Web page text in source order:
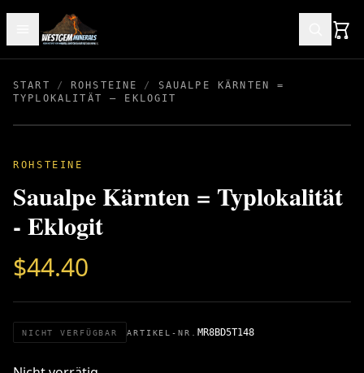
START / ROHSTEINE /
SAUALPE KÄRNTEN =
TYPLOKALITÄT – EKLOGIT
ROHSTEINE
Saualpe Kärnten = Typlokalität
- Eklogit
$44.40
NICHT VERFÜGBAR ARTIKEL-NR. MR8BD5T148